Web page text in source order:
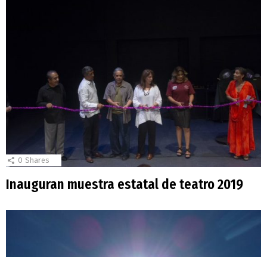
0 Shares
Inauguran muestra estatal de teatro 2019